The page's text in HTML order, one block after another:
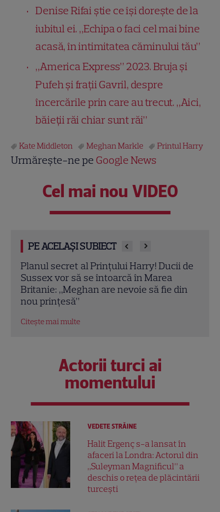
Denise Rifai știe ce își dorește de la
iubitul ei. „Echipa o faci cel mai bine
acasă, în intimitatea căminului tău”
„America Express” 2023. Bruja și
Pufeh și frații Gavril, despre
încercările prin care au trecut. „Aici,
băieții răi chiar sunt răi”
Kate Middleton Meghan Markle Printul Harry
Urmărește-ne pe Google News
Cel mai nou VIDEO
PE ACELAȘI SUBIECT
Meghan Markle, apariție surpriză la
MasterChef Australia 2026. Ducesa de
Sussex a dezvăluit ce gătește pentru
Prințul Harry
Citește mai multe
Actorii turci ai
momentului
VEDETE STRĂINE
Halit Ergenç s-a lansat în
afaceri la Londra: Actorul din
„Suleyman Magnificul” a
deschis o rețea de plăcintării
turcești